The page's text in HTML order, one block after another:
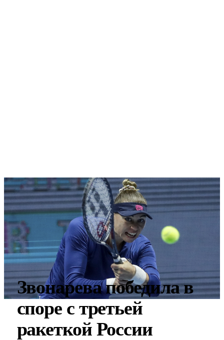
Звонарева победила в
споре с третьей
ракеткой России